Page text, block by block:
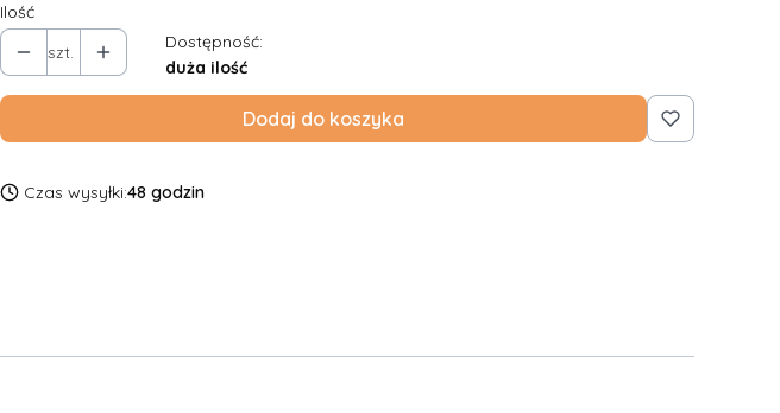
Ilość
szt.
Dostępność:
duża ilość
Dodaj do koszyka
Czas wysyłki:48 godzin